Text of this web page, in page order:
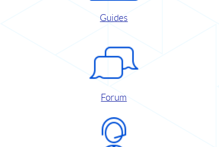
Guides
Forum